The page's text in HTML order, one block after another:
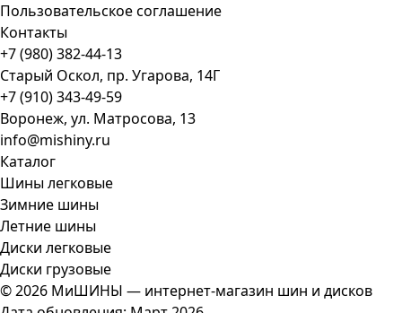
Пользовательское соглашение
Контакты
+7 (980) 382-44-13
Старый Оскол, пр. Угарова, 14Г
+7 (910) 343-49-59
Воронеж, ул. Матросова, 13
info@mishiny.ru
Каталог
Шины легковые
Зимние шины
Летние шины
Диски легковые
Диски грузовые
© 2026 МиШИНЫ — интернет-магазин шин и дисков